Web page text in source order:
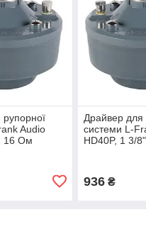
Audio
16 Ом
Драйвер для
системи L-
HD40P, 1 3/
936₴